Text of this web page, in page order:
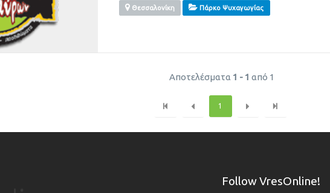
Θεσσαλονίκη Πάρκο Ψυχαγωγίας
Αποτελέσματα 1 - 1 από 1
1
Follow VresOnline!